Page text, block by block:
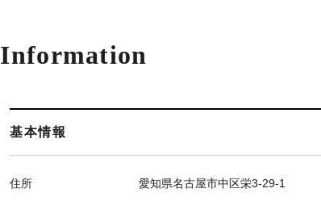
Information
基本情報
住所 愛知県名古屋市中区栄3-29-1